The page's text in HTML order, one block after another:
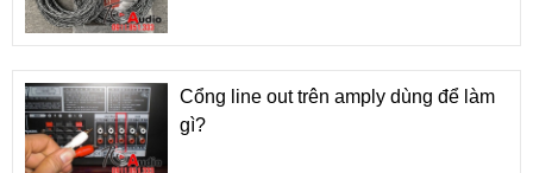
Cổng line out trên amply dùng để làm
gì?